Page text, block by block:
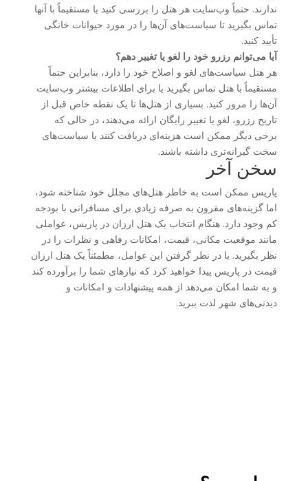
ندارند. حتماً وب‌سایت هر هتل را بررسی کنید یا مستقیماً با آنها
تماس بگیرید تا سیاست‌های آن‌ها را در مورد حیوانات خانگی
تأیید کنید.
آیا می‌توانم رزرو خود را لغو یا تغییر دهم؟
هر هتل سیاست‌های لغو و اصلاح خود را دارد، بنابراین حتماً
مستقیماً با هتل تماس بگیرید یا برای اطلاعات بیشتر وب‌سایت
آن‌ها را مرور کنید. بسیاری از هتل‌ها تا یک نقطه خاص قبل از
تاریخ رزرو، لغو یا تغییر رایگان ارائه می‌دهند، در حالی که
برخی دیگر ممکن است هزینه‌ای دریافت کنند یا سیاست‌های
سخت گیرانه‌تری داشته باشند.
سخن آخر
پاریس ممکن است به خاطر هتل‌های مجلل خود شناخته شود،
اما گزینه‌های مقرون به صرفه زیادی برای مسافرانی با بودجه
کم وجود دارد. هنگام انتخاب یک هتل ارزان در پاریس، عواملی
مانند موقعیت مکانی، قیمت، امکانات رفاهی و نظرات را در
نظر بگیرید. با در نظر گرفتن این عوامل، مطمئناً یک هتل ارزان
قیمت در پاریس پیدا خواهید کرد که نیازهای شما را برآورده کند
و به شما امکان می‌دهد از همه پیشنهادات و امکانات و
دیدنی‌های شهر لذت ببرید.